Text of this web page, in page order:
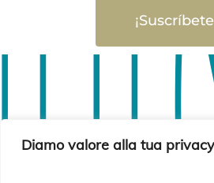
Diamo valore alla tua privacy